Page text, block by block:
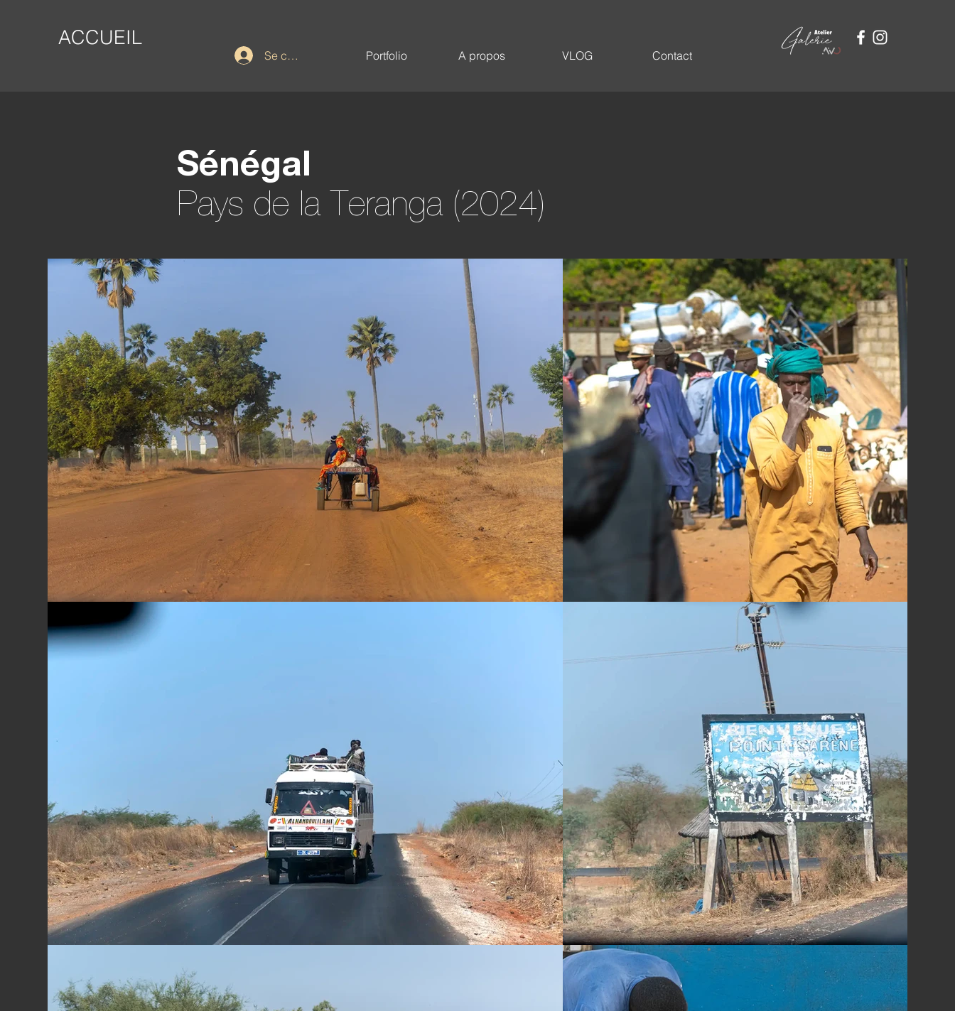
ACCUEIL
Se connecter Portfolio A propos VLOG Contact
Sénégal
Pays de la Teranga (2024)